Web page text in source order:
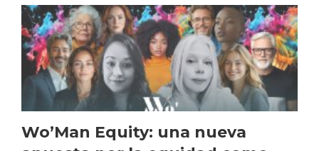
Wo’Man Equity: una nueva